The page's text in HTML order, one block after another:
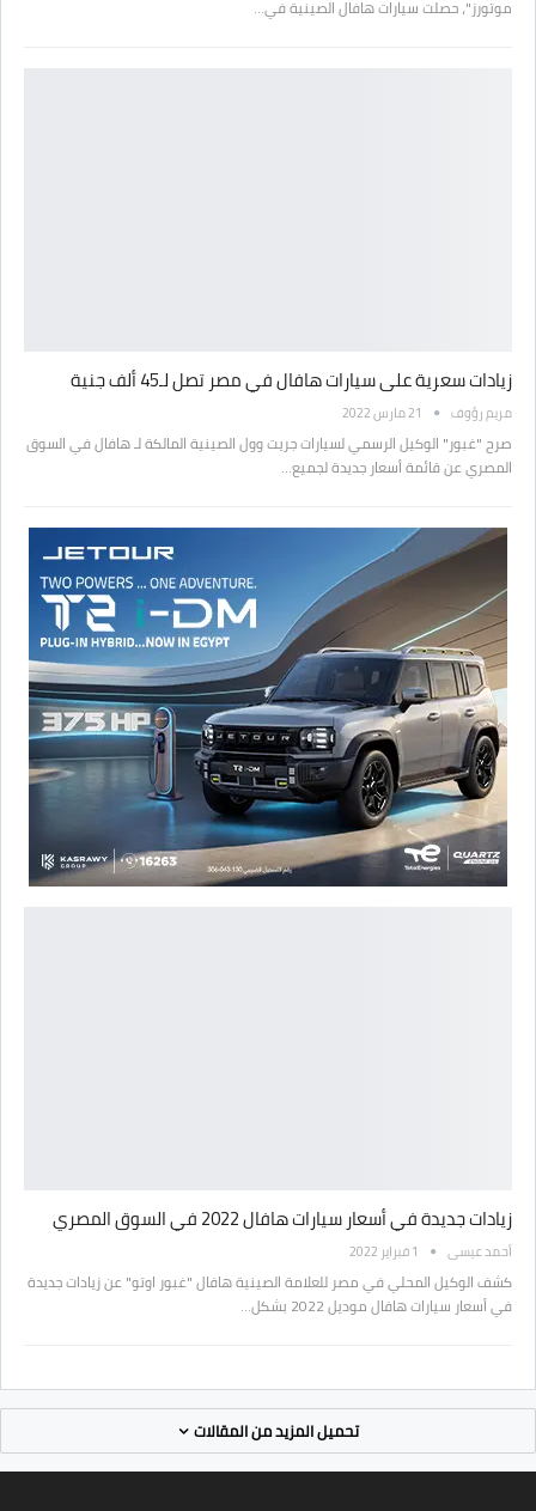
موتورز"، حصلت سيارات هافال الصينية في…
زيادات سعرية على سيارات هافال في مصر تصل لـ45 ألف جنية
مريم رؤوف 21 مارس 2022
صرح "غبور" الوكيل الرسمي لسيارات جريت وول الصينية المالكة لـ هافال في السوق
المصري عن قائمة أسعار جديدة لجميع…
زيادات جديدة في أسعار سيارات هافال 2022 في السوق المصري
أحمد عيسى 1 فبراير 2022
كشف الوكيل المحلي في مصر للعلامة الصينية هافال "غبور اوتو" عن زيادات جديدة
في أسعار سيارات هافال موديل 2022 بشكل…
تحميل المزيد من المقالات